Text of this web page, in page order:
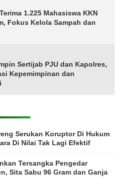
1.225 Mahasiswa KKN
Fokus Kelola Sampah dan
Sertijab PJU dan Kapolres,
Kepemimpinan dan
Serukan Koruptor Di Hukum
Di Nilai Tak Lagi Efektif
Tersangka Pengedar
Sita Sabu 96 Gram dan Ganja